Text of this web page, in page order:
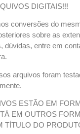
DIGITAIS!!!
conversões do
sobre as
dúvidas, entre em
arquivos foram
ESTÃO EM
EM OUTROS
TÍTULO DO